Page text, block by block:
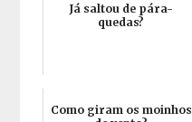
Já saltou de pára-
quedas?
Como giram os moinhos